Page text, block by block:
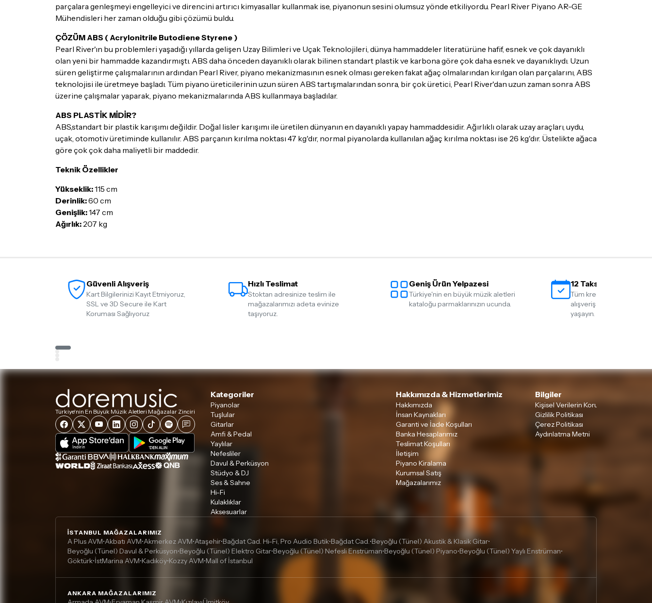
parçalara genleşmeyi engelleyici ve direncini artırıcı kimyasallar kullanmak ise, piyanonun sesini olumsuz yönde etkiliyordu. Pearl River Piyano AR-GE
Mühendisleri her zaman olduğu gibi çözümü buldu.
ÇÖZÜM ABS ( Acrylonitrile Butodiene Styrene )
Pearl River'ın bu problemleri yaşadığı yıllarda gelişen Uzay Bilimleri ve Uçak Teknolojileri, dünya hammaddeler literatürüne hafif, esnek ve çok dayanıklı
olan yeni bir hammadde kazandırmıştı. ABS daha önceden dayanıklı olarak bilinen standart plastik ve karbona göre çok daha esnek ve dayanıklıydı. Uzun
süren geliştirme çalışmalarının ardından Pearl River, piyano mekanizmasının esnek olması gereken fakat ağaç olmalarından kırılgan olan parçalarını, ABS
teknolojisi ile üretmeye başladı. Tüm piyano üreticilerinin uzun süren ABS tartışmalarından sonra, bir çok üretici, Pearl River'dan uzun zaman sonra ABS
üzerine çalışmalar yaparak, piyano mekanizmalarında ABS kullanmaya başladılar.
ABS PLASTİK MİDİR?
ABS,standart bir plastik karışımı değildir. Doğal lisler karışımı ile üretilen dünyanın en dayanıklı yapay hammaddesidir. Ağırlıklı olarak uzay araçları, uydu,
uçak, otomotiv üretiminde kullanılır. ABS parçanın kırılma noktası 47 kg'dır, normal piyanolarda kullanılan ağaç kırılma noktası ise 26 kg'dır. Üstelikte ağaca
göre çok çok daha maliyetli bir maddedir.
Teknik Özellikler
Yükseklik:115 cm
Derinlik:60 cm
Genişlik:147 cm
Ağırlık: 207 kg
Güvenli Alışveriş
Kart Bilgilerinizi Kayıt Etmiyoruz,
SSL ve 3D Secure ile Kart
Koruması Sağlıyoruz
Hızlı Teslimat
Stoktan adresinize teslim ile
mağazalarımızı adeta evinize
taşıyoruz.
Geniş Ürün Yelpazesi
Türkiye'nin en büyük müzik aletleri
kataloğu parmaklarınızın ucunda.
12 Taksit İmkanı
Tüm kredi kartlarına 12
alışveriş yapmanın
yaşayın.
Türkiye'nin En Büyük Müzik Aletleri Mağazalar Zinciri
Kategoriler
Piyanolar
Tuşlular
Gitarlar
Amfi & Pedal
Yaylılar
Nefesliler
Davul & Perküsyon
Stüdyo & DJ
Ses & Sahne
Hi-Fi
Kulaklıklar
Aksesuarlar
Hakkımızda & Hizmetlerimiz
Hakkımızda
İnsan Kaynakları
Garanti ve İade Koşulları
Banka Hesaplarımız
Teslimat Koşulları
İletişim
Piyano Kiralama
Kurumsal Satış
Mağazalarımız
Bilgiler
Kişisel Verilerin Korunması
Gizlilik Politikası
Çerez Politikası
Aydınlatma Metni
İSTANBUL MAĞAZALARIMIZ
A Plus AVM•Akbatı AVM•Akmerkez AVM•Ataşehir•Bağdat Cad. Hi-Fi, Pro Audio Butik•Bağdat Cad.•Beyoğlu (Tünel) Akustik & Klasik Gitar•
Beyoğlu (Tünel) Davul & Perküsyon•Beyoğlu (Tünel) Elektro Gitar•Beyoğlu (Tünel) Nefesli Enstrüman•Beyoğlu (Tünel) Piyano•Beyoğlu (Tünel) Yaylı Enstrüman•
Göktürk•İstMarina AVM•Kadıköy•Kozzy AVM•Mall of İstanbul
ANKARA MAĞAZALARIMIZ